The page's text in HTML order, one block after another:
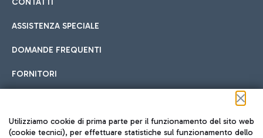
ASSISTENZA SPECIALE
DOMANDE FREQUENTI
FORNITORI
Seguici sui social
Utilizziamo cookie di prima parte per il funzionamento del sito web
(cookie tecnici), per effettuare statistiche sul funzionamento dello